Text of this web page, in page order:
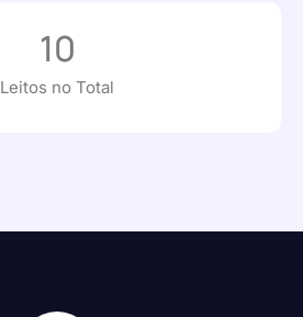
Leitos no Total
10